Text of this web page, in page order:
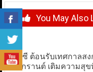
You May Also
บิ๊กซี ต้อนรับเทศกาลส
สงกรานต์ เติมความสุข